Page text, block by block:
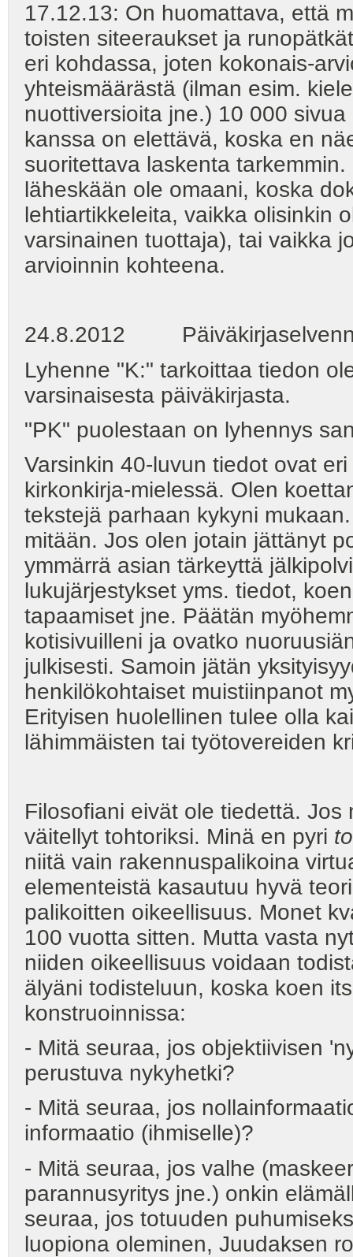
17.12.13: On huomattava, että
toisten siteeraukset ja
eri kohdassa, joten kokonais-
yhteismäärästä (ilman esim.
nuottiversioita jne.) 10 000
kanssa on elettävä, koska en
suoritettava laskenta
läheskään ole omaani, koska
lehtiartikkeleita, vaikka olisinkin
varsinainen tuottaja), tai vaikka
arvioinnin kohteena.
24.8.2012
Lyhenne "K:" tarkoittaa tiedon
varsinaisesta päiväkirjasta.
"PK" puolestaan on lyhennys
Varsinkin 40-luvun tiedot ovat
kirkonkirja-mielessä. Olen
tekstejä parhaan kykyni
mitään. Jos olen jotain jättänyt
ymmärrä asian tärkeyttä
lukujärjestykset yms. tiedot,
tapaamiset jne. Päätän
kotisivuilleni ja ovatko
julkisesti. Samoin jätän
henkilökohtaiset muistiinpanot
Erityisen huolellinen tulee olla
lähimmäisten tai työtovereiden
Filosofiani eivät ole tiedettä.
väitellyt tohtoriksi. Minä en pyri
niitä vain rakennuspalikoina
elementeistä kasautuu hyvä
palikoitten oikeellisuus. Monet
100 vuotta sitten. Mutta vasta
niiden oikeellisuus voidaan
älyäni todisteluun, koska koen
konstruoinnissa:
- Mitä seuraa, jos objektiivisen
perustuva nykyhetki?
- Mitä seuraa, jos
informaatio (ihmiselle)?
- Mitä seuraa, jos valhe
parannusyritys jne.) onkin
seuraa, jos totuuden
luopiona oleminen, Juudaksen